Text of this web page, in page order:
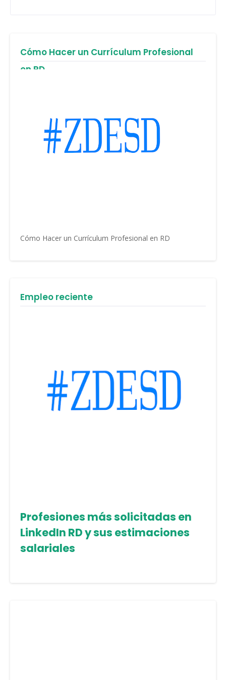
Cómo Hacer un Currículum Profesional
en RD
Cómo Hacer un Currículum Profesional en RD
Empleo reciente
Profesiones más solicitadas en
LinkedIn RD y sus estimaciones
salariales